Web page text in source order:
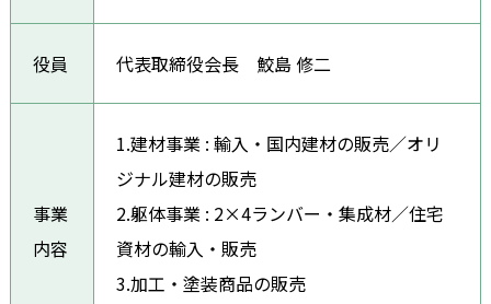
役員 代表取締役会長 鮫島 修二
事業
内容
1.建材事業 : 輸入・国内建材の販売／オリ
ジナル建材の販売
2.躯体事業 : 2×4ランバー・集成材／住宅
資材の輸入・販売
3.加工・塗装商品の販売